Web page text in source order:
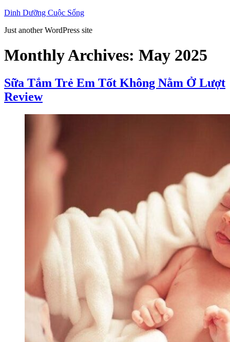
Skip
content
Dinh Dưỡng Cuộc Sống
Just another WordPress site
Monthly Archives: May 2025
Sữa Tắm Trẻ Em Tốt Không Nằm Ở Lượt
Review